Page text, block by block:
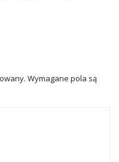
Wymagane pola są